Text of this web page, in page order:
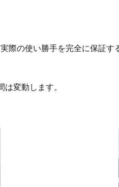
の使い勝手を完全に保証す
変動します。